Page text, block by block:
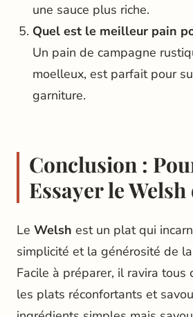
une sauce plus riche.
Quel est le meilleur pain
Un pain de campagne
moelleux, est parfait pour
garniture.
Conclusion :
Essayer le
Le Welsh est un plat qui
simplicité et la générosité de
Facile à préparer, il ravira tous
les plats réconfortants et